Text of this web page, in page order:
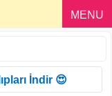
MENU
İndir 😍